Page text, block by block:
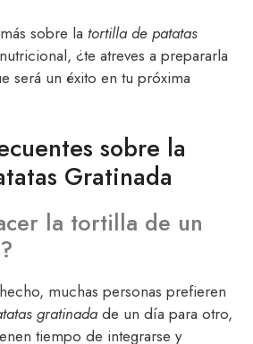
sobre la tortilla de patatas
¿te atreves a prepararla
será un éxito en tu próxima
sobre la
Gratinada
la tortilla de un
muchas personas prefieren
gratinada de un día para otro,
tiempo de integrarse y